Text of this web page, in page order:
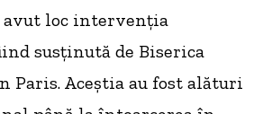
avut loc intervenția
susținută de Biserica
Paris. Aceștia au fost alături